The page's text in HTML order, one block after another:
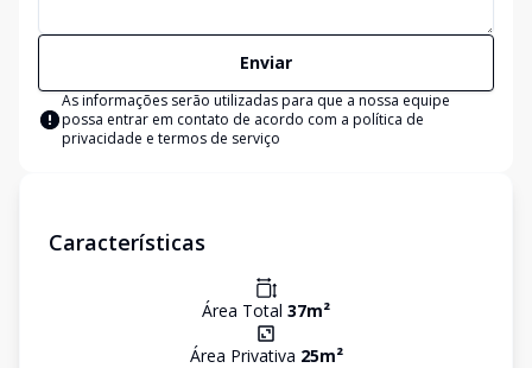
Enviar
As informações serão utilizadas para que a nossa equipe
possa entrar em contato de acordo com a política de
privacidade e termos de serviço
Características
Área Total 37m²
Área Privativa 25m²